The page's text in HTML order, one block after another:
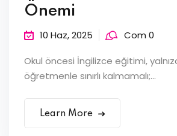
Önemi
10 Haz, 2025 Com 0
Okul öncesi İngilizce eğitimi,
öğretmenle sınırlı kalmamalı;...
Learn More